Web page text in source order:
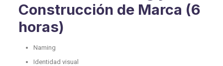
Construcción de Marca (6
horas)
Naming
Identidad visual